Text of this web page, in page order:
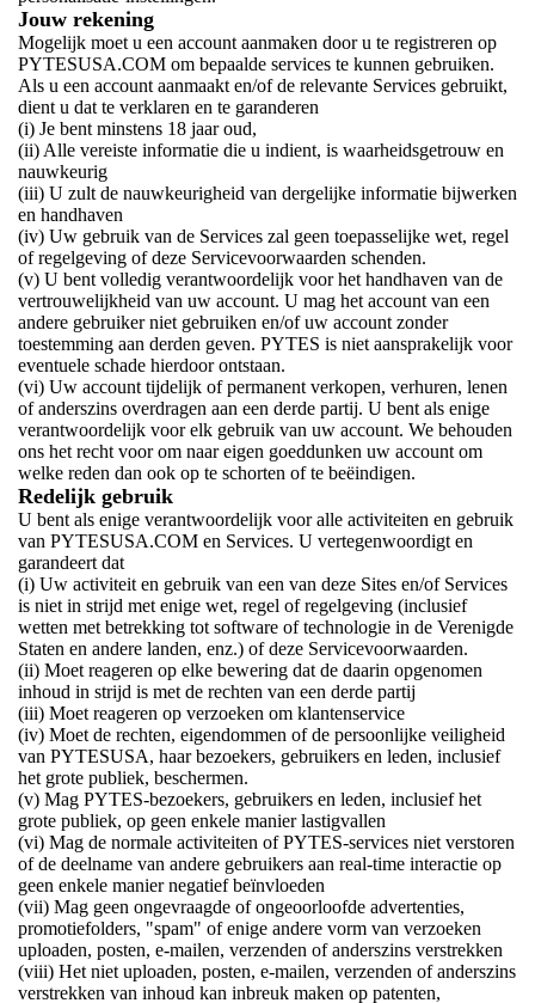
Jouw rekening
Mogelijk moet u een account aanmaken door u te registreren op
PYTESUSA.COM om bepaalde services te kunnen gebruiken.
Als u een account aanmaakt en/of de relevante Services gebruikt,
dient u dat te verklaren en te garanderen
(i) Je bent minstens 18 jaar oud,
(ii) Alle vereiste informatie die u indient, is waarheidsgetrouw en
nauwkeurig
(iii) U zult de nauwkeurigheid van dergelijke informatie bijwerken
en handhaven
(iv) Uw gebruik van de Services zal geen toepasselijke wet, regel
of regelgeving of deze Servicevoorwaarden schenden.
(v) U bent volledig verantwoordelijk voor het handhaven van de
vertrouwelijkheid van uw account. U mag het account van een
andere gebruiker niet gebruiken en/of uw account zonder
toestemming aan derden geven. PYTES is niet aansprakelijk voor
eventuele schade hierdoor ontstaan.
(vi) Uw account tijdelijk of permanent verkopen, verhuren, lenen
of anderszins overdragen aan een derde partij. U bent als enige
verantwoordelijk voor elk gebruik van uw account. We behouden
ons het recht voor om naar eigen goeddunken uw account om
welke reden dan ook op te schorten of te beëindigen.
Redelijk gebruik
U bent als enige verantwoordelijk voor alle activiteiten en gebruik
van PYTESUSA.COM en Services. U vertegenwoordigt en
garandeert dat
(i) Uw activiteit en gebruik van een van deze Sites en/of Services
is niet in strijd met enige wet, regel of regelgeving (inclusief
wetten met betrekking tot software of technologie in de Verenigde
Staten en andere landen, enz.) of deze Servicevoorwaarden.
(ii) Moet reageren op elke bewering dat de daarin opgenomen
inhoud in strijd is met de rechten van een derde partij
(iii) Moet reageren op verzoeken om klantenservice
(iv) Moet de rechten, eigendommen of de persoonlijke veiligheid
van PYTESUSA, haar bezoekers, gebruikers en leden, inclusief
het grote publiek, beschermen.
(v) Mag PYTES-bezoekers, gebruikers en leden, inclusief het
grote publiek, op geen enkele manier lastigvallen
(vi) Mag de normale activiteiten of PYTES-services niet verstoren
of de deelname van andere gebruikers aan real-time interactie op
geen enkele manier negatief beïnvloeden
(vii) Mag geen ongevraagde of ongeoorloofde advertenties,
promotiefolders, "spam" of enige andere vorm van verzoeken
uploaden, posten, e-mailen, verzenden of anderszins verstrekken
(viii) Het niet uploaden, posten, e-mailen, verzenden of anderszins
verstrekken van inhoud kan inbreuk maken op patenten,